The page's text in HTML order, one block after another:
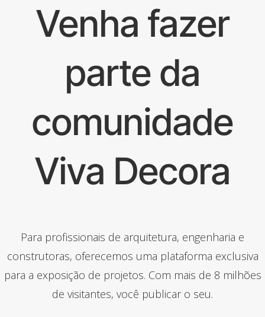
Venha fazer
parte da
comunidade
Viva Decora
Para profissionais de arquitetura, engenharia e
construtoras, oferecemos uma plataforma exclusiva
para a exposição de projetos. Com mais de 8 milhões
de visitantes, você publicar o seu.